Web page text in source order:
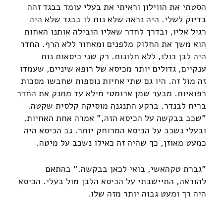
הסטתי את הווילון וראיתי את בעלי עומד בבגד זהה
בדיוק לשלי. היה נראה שלא נוח לו בבגד שלא היה
רגיל אליו, ובדרך לחדר שאליו הובילה אותנו האחות
הוא משך את החלוק מלפנים ומאחור ללא הרף. החדר
היה לבן כולו, ללא חלונות. רק שני כיסאות נוח
ענקיים, גדולים יותר מכיסא של רופא שיניים, שעמדו
זה מול זה. היו גם שתי אחיות נוספות שחבשו מסכות
רפואיות. מבער שמן ארומטי מילא עד מחנק את החדר
בריח לבנדר. ברקע התנגנה מוסיקה קלסית שקטה.
"שכב בבקשה על הכיסא הזה," אמרה אחת האחיות,
ובעלי נשכב על הכיסא המרוחק יותר. גב הכיסא היה
כמעט מאוזן, כך שהיה זה כאילו נשכב על מיטה.
"גברת טקהאשי, בואי לכאן בבקשה." בהתאם
להוראה, התיישבתי על הכיסא הלבן מול בעלי. הכיסא
היה רך ומעט גבוה יותר מזה שלו.